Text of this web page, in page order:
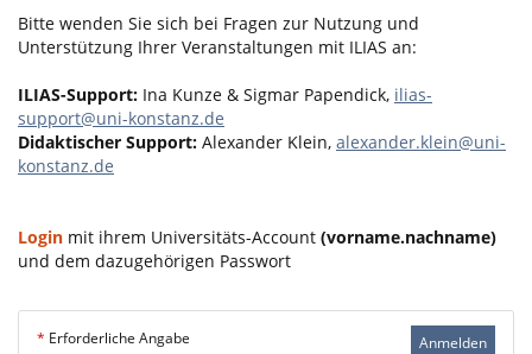
Bitte wenden Sie sich bei Fragen zur Nutzung und
Unterstützung Ihrer Veranstaltungen mit ILIAS an:
ILIAS-Support: Ina Kunze & Sigmar Papendick, ilias-
support@uni-konstanz.de
Didaktischer Support: Alexander Klein, alexander.klein@uni-
konstanz.de
Login mit ihrem Universitäts-Account (vorname.nachname)
und dem dazugehörigen Passwort
Anmelden
* Erforderliche Angabe